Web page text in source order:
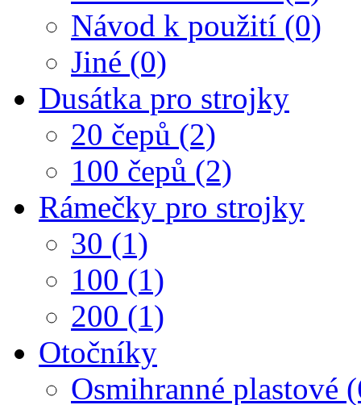
Návod k použití (0)
Jiné (0)
Dusátka pro strojky
20 čepů (2)
100 čepů (2)
Rámečky pro strojky
30 (1)
100 (1)
200 (1)
Otočníky
Osmihranné plastové